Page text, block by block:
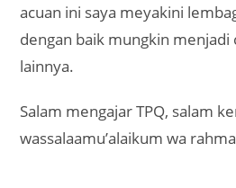
acuan ini saya meyakini
dengan baik mungkin menjadi
lainnya.
Salam mengajar TPQ, salam
wassalaamu’alaikum wa